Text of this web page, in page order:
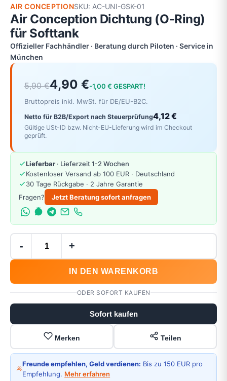
AIR CONCEPTIONSKU: AC-UNI-GSK-01
Air Conception Dichtung (O-Ring)
für Softtank
Offizieller Fachhändler · Beratung durch Piloten · Service in
München
5,90 €4,90 €-1,00 € GESPART!
Bruttopreis inkl. MwSt. für DE/EU-B2C.
Netto für B2B/Export nach Steuerprüfung4,12 €
Gültige USt-ID bzw. Nicht-EU-Lieferung wird im Checkout
geprüft.
Lieferbar · Lieferzeit 1-2 Wochen
Kostenloser Versand ab 100 EUR · Deutschland
30 Tage Rückgabe · 2 Jahre Garantie
Fragen?
Jetzt Beratung sofort anfragen
- +
IN DEN WARENKORB
ODER SOFORT KAUFEN
Sofort kaufen
Merken Teilen
Freunde empfehlen, Geld verdienen: Bis zu 150 EUR pro
Empfehlung. Mehr erfahren